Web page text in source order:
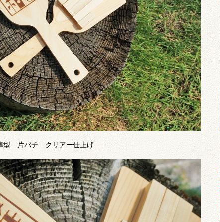
型 片バチ クリアー仕上げ